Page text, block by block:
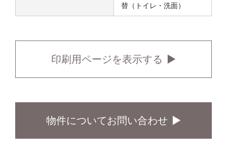
替（トイレ・洗面）
印刷用ページを表示する
物件についてお問い合わせ